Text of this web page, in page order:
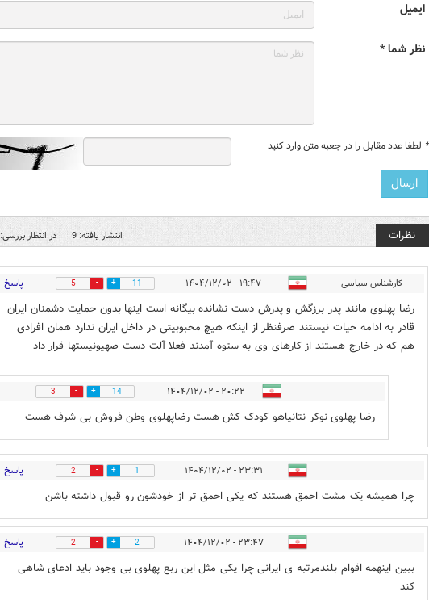
ایمیل
نظر شما *
* لطفا عدد مقابل را در جعبه متن وارد کنید
نظرات انتشار یافته: 9 در انتظار بررسی: 0
کارشناس سیاسی ۱۹:۴۷ - ۱۴۰۴/۱۲/۰۲ 11
5 پاسخ
رضا پهلوی مانند پدر برزگش و پدرش دست نشانده بیگانه است اینها بدون حمایت دشمنان ایران
قادر به ادامه حیات نیستند صرفنظر از اینکه هیچ محبوبیتی در داخل ایران ندارد همان افرادی
هم که در خارج هستند از کارهای وی به ستوه آمدند فعلا آلت دست صهیونیستها قرار داد
۲۰:۲۲ - ۱۴۰۴/۱۲/۰۲ 14
3
رضا پهلوی نوکر نتانیاهو کودک کش هست رضاپهلوی وطن فروش بی شرف هست
۲۳:۳۱ - ۱۴۰۴/۱۲/۰۲ 1
2 پاسخ
چرا همیشه یک مشت احمق هستند که یکی احمق تر از خودشون رو قبول داشته باشن
۲۳:۴۷ - ۱۴۰۴/۱۲/۰۲ 2
2 پاسخ
ببین اینهمه اقوام بلندمرتبه ی ایرانی چرا یکی مثل این ربع پهلوی بی وجود باید ادعای شاهی
کند